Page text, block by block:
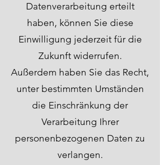
Datenverarbeitung erteilt
haben, können Sie diese
Einwilligung jederzeit für die
Zukunft widerrufen.
Außerdem haben Sie das Recht,
unter bestimmten Umständen
die Einschränkung der
Verarbeitung Ihrer
personenbezogenen Daten zu
verlangen.